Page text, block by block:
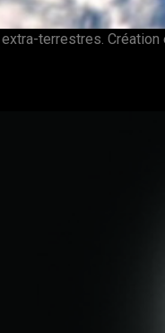
terrestres.